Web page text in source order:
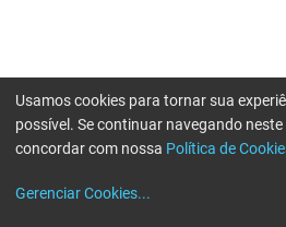
Usamos cookies para tornar sua
possível. Se continuar navegando
concordar com nossa Política de
Gerenciar Cookies...
Erro ao enviar informações, por favor